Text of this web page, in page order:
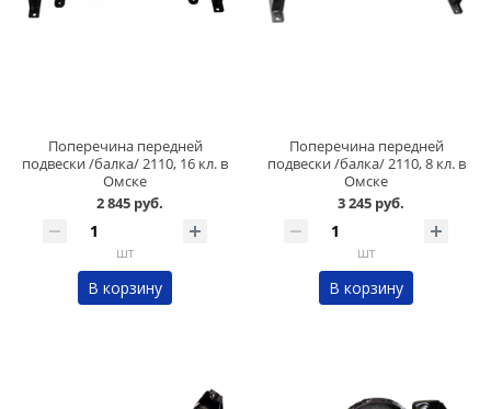
Поперечина передней
подвески /балка/ 2110, 16 кл. в
Омске
2 845 руб.
шт
В корзину
Поперечина передней
подвески /балка/ 2110, 8 кл. в
Омске
3 245 руб.
шт
В корзину